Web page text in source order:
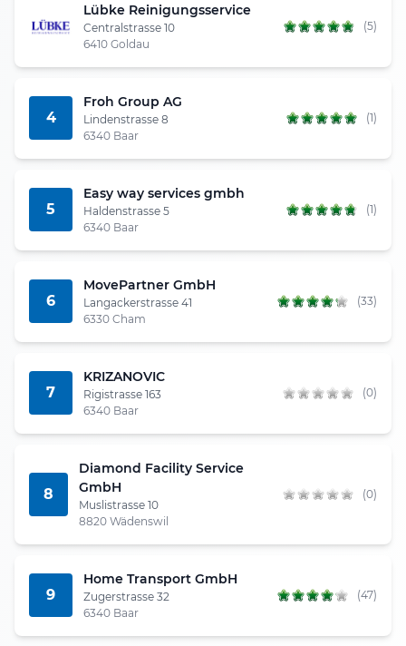
Lübke Reinigungsservice
Centralstrasse 10
6410 Goldau
(5)
4
Froh Group AG
Lindenstrasse 8
6340 Baar
(1)
5
Easy way services gmbh
Haldenstrasse 5
6340 Baar
(1)
6
MovePartner GmbH
Langackerstrasse 41
6330 Cham
(33)
7
KRIZANOVIC
Rigistrasse 163
6340 Baar
(0)
8
Diamond Facility Service
GmbH
Muslistrasse 10
8820 Wädenswil
(0)
9
Home Transport GmbH
Zugerstrasse 32
6340 Baar
(47)